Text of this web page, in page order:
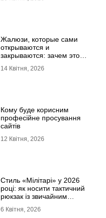
Жалюзи, которые сами
открываются и
закрываются: зачем это
14 Квітня, 2026
Кому буде корисним
професійне просування
сайтів
12 Квітня, 2026
Стиль «Мілітарі» у 2026
році: як носити тактичний
рюкзак із звичайним
6 Квітня, 2026